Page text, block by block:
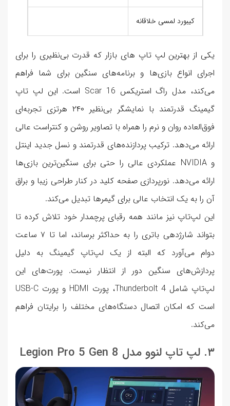
کیبورد لمسی خلاقانه
یکی از بهترین لپ تاپ های بازار که قدرت بی‌نظیری را برای
اجرای انواع بازی‌ها و برنامه‌های سنگین برای شما فراهم
می‌کند، مدل راگ استریکس Scar 16 است. این لپ تاپ
گیمینگ قدرتمند با نمایشگر بی‌نظیر ۲۴۰ هرتزی تجربه‌ای
فوق‌العاده روان و نرم را همراه با تصاویر روشن و کنتراست عالی
ارائه می‌دهد. ترکیب پردازنده‌های قدرتمند و نسل جدید اینتل
و NVIDIA عملکردی عالی را حتی برای سنگین‌ترین بازی‌ها
ارائه می‌دهد. نورپردازی صفحه کلید در کنار طراحی زیبا و براق
آن را به یک انتخاب عالی برای گیمرها تبدیل می‌کند.
این لپ‌تاپ نیز مانند همه رقبای پرچمدار خود تلاش کرده تا
بتواند شارژدهی باتری را به حداکثر برساند، اما تا ۷ ساعت
دوام می‌آورد که البته از یک لپ‌تاپ گیمینگ به دلیل
پردازش‌های سنگین دور از انتظار نیست. پورت‌های این
لپ‌تاپ شامل Thunderbolt 4، پورت HDMI و پورت USB-C
است که امکان اتصال دستگاه‌های مختلف را برایتان فراهم
می‌کند.
۳. لپ تاپ لنوو مدل Legion Pro 5 Gen 8